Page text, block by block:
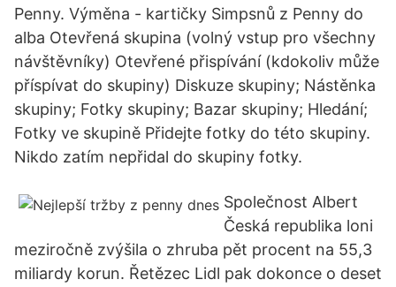
Penny. Výměna - kartičky Simpsnů z Penny do
alba Otevřená skupina (volný vstup pro všechny
návštěvníky) Otevřené přispívání (kdokoliv může
příspívat do skupiny) Diskuze skupiny; Nástěnka
skupiny; Fotky skupiny; Bazar skupiny; Hledání;
Fotky ve skupině Přidejte fotky do této skupiny.
Nikdo zatím nepřidal do skupiny fotky.
Společnost Albert
Česká republika loni
meziročně zvýšila o zhruba pět procent na 55,3
miliardy korun. Řetězec Lidl pak dokonce o deset